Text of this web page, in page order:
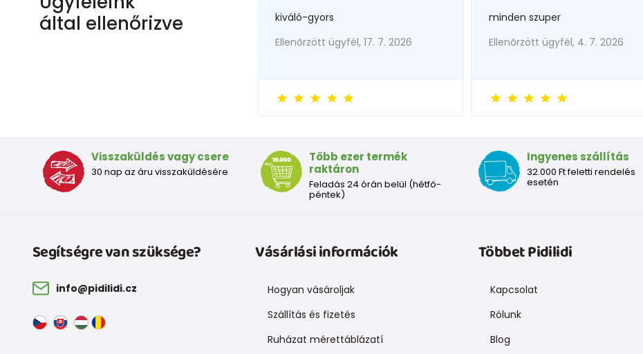
által ellenőrizve
kiváló-gyors
Ellenõrzött ügyfél, 17. 7. 2026
minden szuper
Ellenõrzött ügyfél, 4. 7. 2026
Visszaküldés vagy csere
30 nap az áru visszaküldésére
Több ezer termék
raktáron
Feladás 24 órán belül (hétfő-
péntek)
Ingyenes szállítás
32.000 Ft feletti rendelés
esetén
Segítségre van szüksége?
info@pidilidi.cz
Vásárlási információk
Hogyan vásároljak
Szállítás és fizetés
Ruházat mérettáblázatí
Többet Pidilidi
Kapcsolat
Rólunk
Blog